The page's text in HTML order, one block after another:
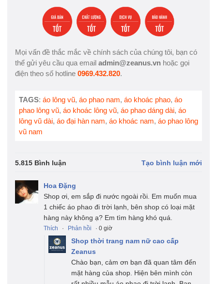
Mọi vấn đề thắc mắc về chính sách của chúng tôi, bạn có
thể gửi yêu cầu qua email admin@zeanus.vn hoặc gọi
điện theo số hotline 0969.432.820.
TAGS: áo lông vũ, áo phao nam, áo khoác phao, áo
phao lông vũ, áo khoác lông vũ, áo phao dáng dài, áo
lông vũ dài, áo đại hàn nam, áo khoác nam, áo phao lông
vũ nam
5.815 Bình luận Tạo bình luận mới
Hoa Đặng
Shop ơi, em sắp đi nước ngoài rồi. Em muốn mua
1 chiếc áo phao đi trời lạnh, bên shop có loại mặt
hàng này không ạ? Em tìm hàng khó quá.
Thích · Phản hồi · 0 giờ
Shop thời trang nam nữ cao cấp
Zeanus
Chào bạn, cảm ơn bạn đã quan tâm đến
mặt hàng của shop. Hiện bên mình còn